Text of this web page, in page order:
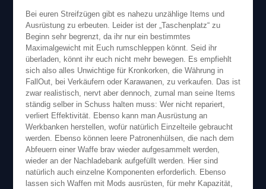
Bei euren Streifzügen gibt es nahezu unzählige Items und
Ausrüstung zu erbeuten. Leider ist der „Taschenplatz“ zu
Beginn sehr begrenzt, da ihr nur ein bestimmtes
Maximalgewicht mit Euch rumschleppen könnt. Seid ihr
überladen, könnt ihr euch nicht mehr bewegen. Es empfiehlt
sich also alles Unwichtige für Kronkorken, die Währung in
FallOut, bei Verkäufern oder Karawanen, zu verkaufen. Das ist
zwar realistisch, nervt aber dennoch, zumal man seine Items
ständig selber in Schuss halten muss: Wer nicht repariert,
verliert Effektivität. Ebenso kann man Ausrüstung an
Werkbanken herstellen, wofür natürlich Einzelteile gebraucht
werden. Ebenso können leere Patronenhülsen, die nach dem
Abfeuern einer Waffe brav wieder aufgesammelt werden,
wieder an der Nachladebank aufgefüllt werden. Hier sind
natürlich auch einzelne Komponenten erforderlich. Ebenso
lassen sich Waffen mit Mods ausrüsten, für mehr Kapazität,